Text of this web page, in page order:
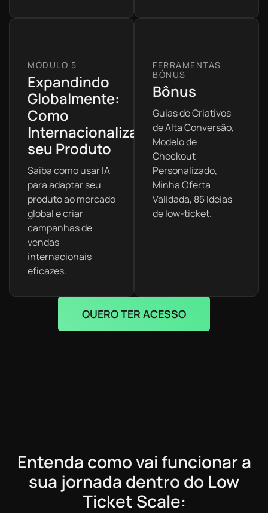
Expandindo
Globalmente:
Como
Internacionalizar
seu Produto
Saiba como usar IA
para adaptar seu
produto ao mercado
global e criar
campanhas de
vendas
internacionais
eficazes.
Bônus
Guias de Criativos
de Alta Conversão,
Modelo de
Checkout
Personalizado,
Minha Oferta
Validada, 85 Ideias
de low-ticket.
QUERO TER ACESSO
Entenda como vai funcionar a
sua jornada dentro do Low
Ticket Scale: